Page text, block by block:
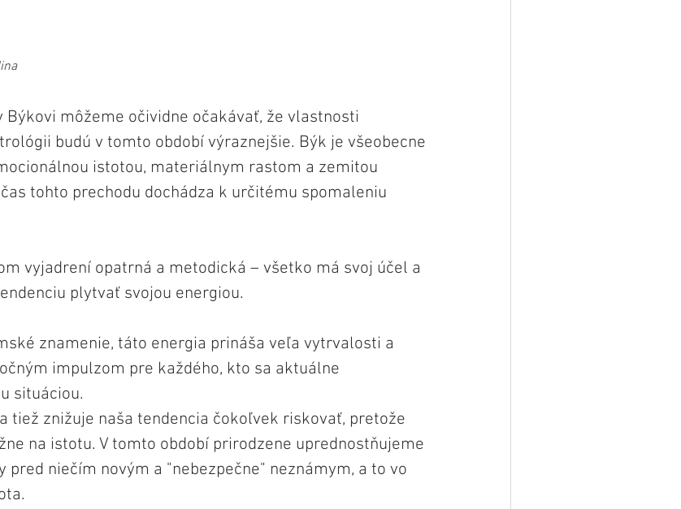
Býkovi môžeme očividne očakávať, že vlastnosti
budú v tomto období výraznejšie. Býk je všeobecne
istotou, materiálnym rastom a zemitou
tohto prechodu dochádza k určitému spomaleniu
vyjadrení opatrná a metodická – všetko má svoj účel a
plytvať svojou energiou.
znamenie, táto energia prináša veľa vytrvalosti a
impulzom pre každého, kto sa aktuálne
situáciou.
tiež znižuje naša tendencia čokoľvek riskovať, pretože
na istotu. V tomto období prirodzene uprednostňujeme
pred niečím novým a "nebezpečne" neznámym, a to vo